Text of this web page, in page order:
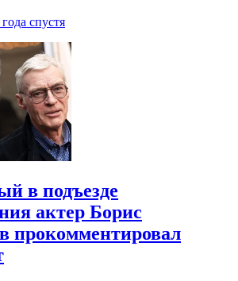
спустя
в подъезде
актер Борис
прокомментировал